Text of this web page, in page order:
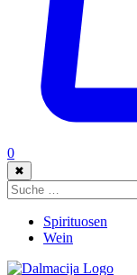
0
✖
Suche:
Spirituosen
Wein